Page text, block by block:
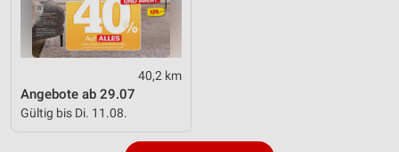
40,2 km
Angebote ab 29.07
Gültig bis Di. 11.08.